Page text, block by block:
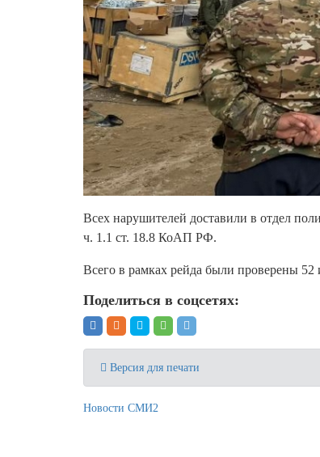
Всех нарушителей доставили в отдел
ч. 1.1 ст. 18.8 КоАП РФ.
Всего в рамках рейда были проверены
Поделиться в соцсетях:
Версия для печати
Новости СМИ2